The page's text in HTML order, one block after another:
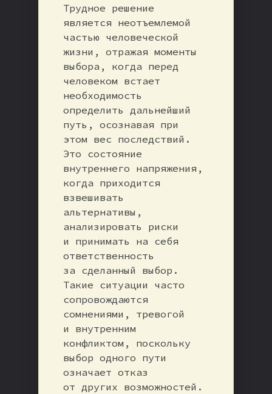
Трудное решение
является неотъемлемой
частью человеческой
жизни, отражая моменты
выбора, когда перед
человеком встает
необходимость
определить дальнейший
путь, осознавая при
этом вес последствий.
Это состояние
внутреннего напряжения,
когда приходится
взвешивать
альтернативы,
анализировать риски
и принимать на себя
ответственность
за сделанный выбор.
Такие ситуации часто
сопровождаются
сомнениями, тревогой
и внутренним
конфликтом, поскольку
выбор одного пути
означает отказ
от других возможностей.